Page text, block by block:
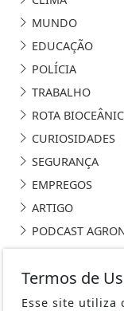
MUNDO
EDUCAÇÃO
POLÍCIA
TRABALHO
ROTA
CURIOSIDADES
SEGURANÇA
EMPREGOS
ARTIGO
PODCAST
SILVICULTURA
Termos de
Esse site utiliza